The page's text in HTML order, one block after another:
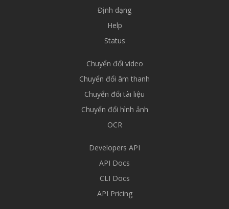
Định dạng
Help
Status
Chuyển đổi video
Chuyển đổi âm thanh
Chuyển đổi tài liệu
Chuyển đổi hình ảnh
OCR
Developers API
API Docs
CLI Docs
API Pricing